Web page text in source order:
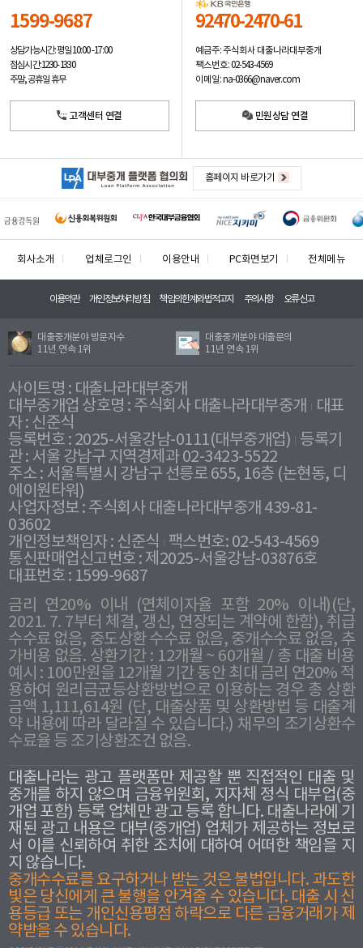
1599-9687
상담가능시간: 평일10:00 -17:00
점심시간: 12:30 - 13:30
주말, 공휴일 휴무
고객센터 연결
92470-2470-61
예금주: 주식회사 대출나라대부중개
팩스번호: 02-543-4569
이메일: na-0366@naver.com
민원상담 연결
홈페이지 바로가기
회사소개 업체로그인 이용안내 PC화면보기 전체메뉴
이용약관 개인정보처리방침 책임의한계와법적고지 주의사항 오류신고
대출중개분야 방문자수
11년 연속 1위
대출중개분야 대출문의
11년 연속 1위
사이트명 : 대출나라대부중개
대부중개업 상호명 : 주식회사 대출나라대부중개
대표
자 : 신준식
등록번호 : 2025-서울강남-0111(대부중개업) 등록기
관 : 서울 강남구 지역경제과 02-3423-5522
주소 : 서울특별시 강남구 선릉로 655, 16층 (논현동, 디
에이원타워)
사업자정보 : 주식회사 대출나라대부중개 439-81-
03602
개인정보책임자 : 신준식
팩스번호: 02-543-4569
통신판매업신고번호 : 제2025-서울강남-03876호
대표번호 : 1599-9687
금리 연20% 이내 (연체이자율 포함 20% 이내)(단,
2021. 7. 7부터 체결, 갱신, 연장되는 계약에 한함), 취급
수수료 없음, 중도상환 수수료 없음, 중개수수료 없음, 추
가비용 없음. 상환기간 : 12개월 ~ 60개월 / 총 대출 비용
예시 : 100만원을 12개월 기간 동안 최대 금리 연20% 적
용하여 원리금균등상환방법으로 이용하는 경우 총 상환
금액 1,111,614원 (단, 대출상품 및 상환방법 등 대출계
약 내용에 따라 달라질 수 있습니다.) 채무의 조기상환수
수료율 등 조기상환조건 없음.
대출나라는 광고 플랫폼만 제공할 뿐 직접적인 대출 및
중개를 하지 않으며 금융위원회, 지자체 정식 대부업(중
개업 포함) 등록 업체만 광고 등록 합니다. 대출나라에 기
재된 광고 내용은 대부(중개업) 업체가 제공하는 정보로
서 이를 신뢰하여 취한 조치에 대하여 어떠한 책임을 지
지 않습니다.
중개수수료를 요구하거나 받는 것은 불법입니다. 과도한
빛은 당신에게 큰 불행을 안겨줄 수 있습니다. 대출 시 신
용등급 또는 개인신용평점 하락으로 다른 금융거래가 제
약받을 수 있습니다.